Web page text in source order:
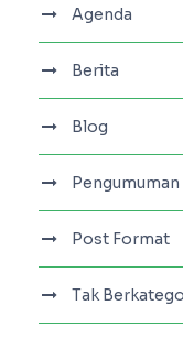
Agenda
Berita
Blog
Pengumuman
Post Format
Tak